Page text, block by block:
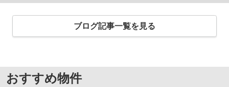
ブログ記事一覧を見る
おすすめ物件